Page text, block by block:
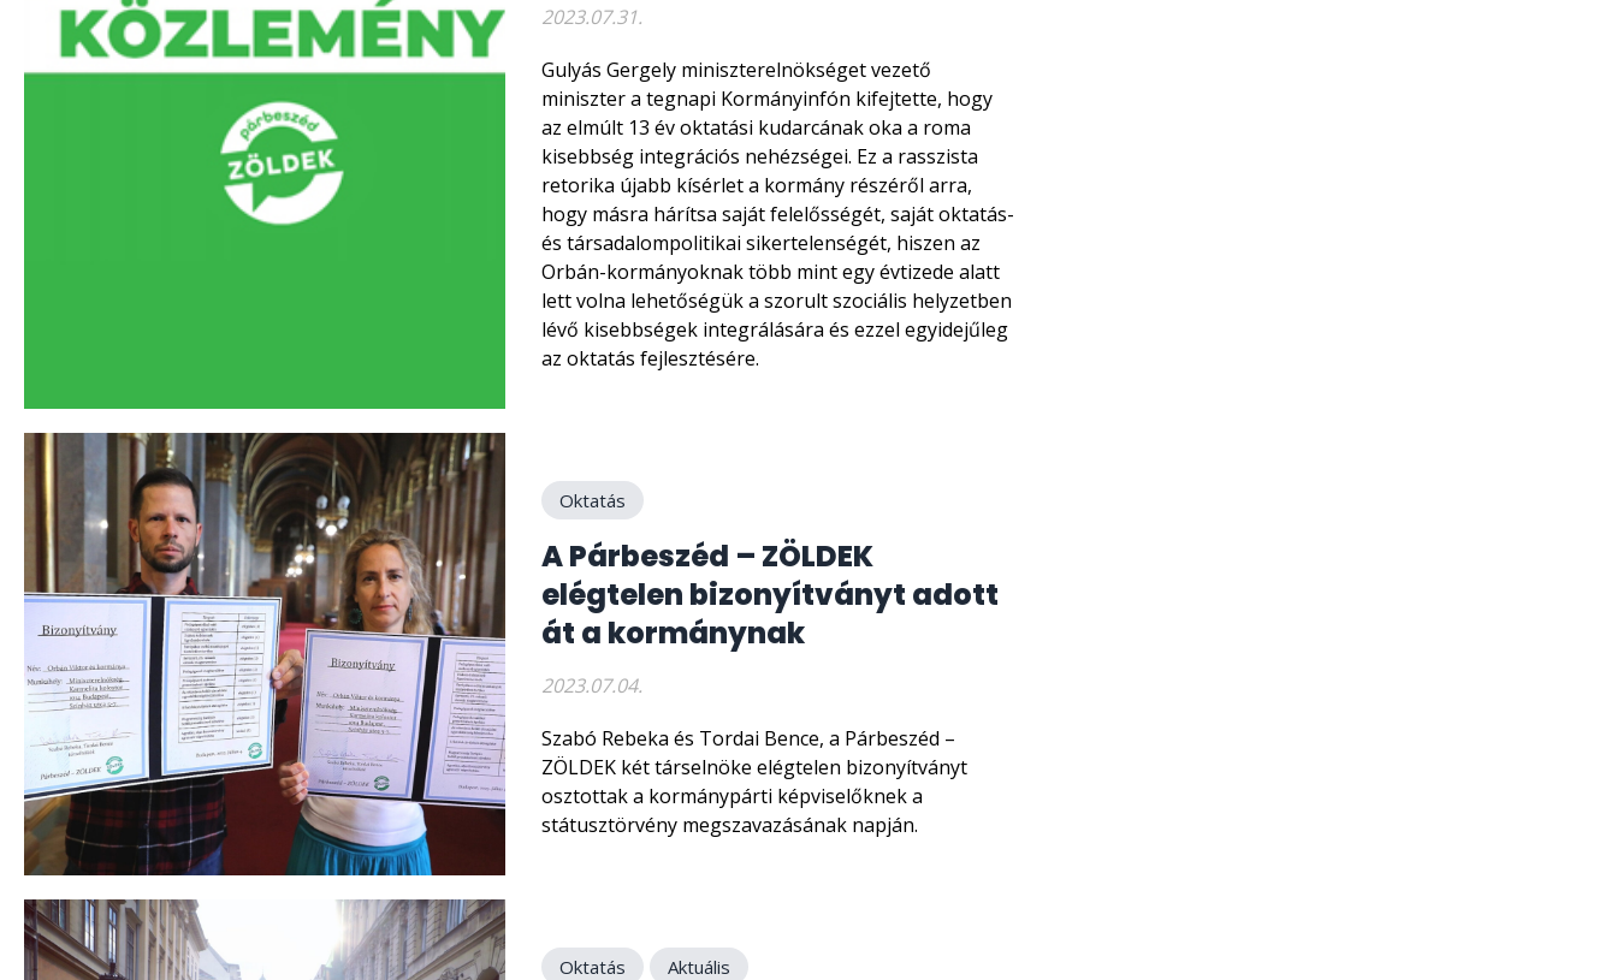
2023.07.31.
Gulyás Gergely miniszterelnökséget vezető
miniszter a tegnapi Kormányinfón kifejtette, hogy
az elmúlt 13 év oktatási kudarcának oka a roma
kisebbség integrációs nehézségei. Ez a rasszista
retorika újabb kísérlet a kormány részéről arra,
hogy másra hárítsa saját felelősségét, saját oktatás-
és társadalompolitikai sikertelenségét, hiszen az
Orbán-kormányoknak több mint egy évtizede alatt
lett volna lehetőségük a szorult szociális helyzetben
lévő kisebbségek integrálására és ezzel egyidejűleg
az oktatás fejlesztésére.
Oktatás
A Párbeszéd – ZÖLDEK
elégtelen bizonyítványt adott
át a kormánynak
2023.07.04.
Szabó Rebeka és Tordai Bence, a Párbeszéd –
ZÖLDEK két társelnöke elégtelen bizonyítványt
osztottak a kormánypárti képviselőknek a
státusztörvény megszavazásának napján.
Oktatás Aktuális